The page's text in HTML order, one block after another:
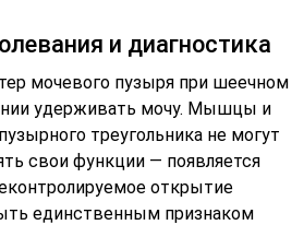
и диагностика
мочевого пузыря при шеечном
удерживать мочу. Мышцы и
треугольника не могут
свои функции — появляется
открытие
единственным признаком